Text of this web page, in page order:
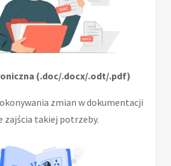
(.doc/.docx/.odt/.pdf)
zmian w dokumentacji
zajścia takiej potrzeby.